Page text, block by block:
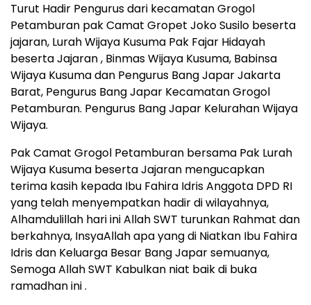
Turut Hadir Pengurus dari kecamatan Grogol
Petamburan pak Camat Gropet Joko Susilo beserta
jajaran, Lurah Wijaya Kusuma Pak Fajar Hidayah
beserta Jajaran , Binmas Wijaya Kusuma, Babinsa
Wijaya Kusuma dan Pengurus Bang Japar Jakarta
Barat, Pengurus Bang Japar Kecamatan Grogol
Petamburan. Pengurus Bang Japar Kelurahan Wijaya
Wijaya.
Pak Camat Grogol Petamburan bersama Pak Lurah
Wijaya Kusuma beserta Jajaran mengucapkan
terima kasih kepada Ibu Fahira Idris Anggota DPD RI
yang telah menyempatkan hadir di wilayahnya,
Alhamdulillah hari ini Allah SWT turunkan Rahmat dan
berkahnya, InsyaAllah apa yang di Niatkan Ibu Fahira
Idris dan Keluarga Besar Bang Japar semuanya,
Semoga Allah SWT Kabulkan niat baik di buka
ramadhan ini .